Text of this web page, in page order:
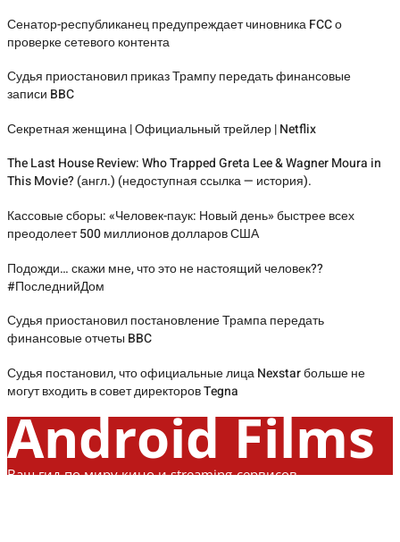
Сенатор-республиканец предупреждает чиновника FCC о
проверке сетевого контента
Судья приостановил приказ Трампу передать финансовые
записи BBC
Секретная женщина | Официальный трейлер | Netflix
The Last House Review: Who Trapped Greta Lee & Wagner Moura in
This Movie? (англ.) (недоступная ссылка — история).
Кассовые сборы: «Человек-паук: Новый день» быстрее всех
преодолеет 500 миллионов долларов США
Подожди… скажи мне, что это не настоящий человек??
#ПоследнийДом
Судья приостановил постановление Трампа передать
финансовые отчеты BBC
Судья постановил, что официальные лица Nexstar больше не
могут входить в совет директоров Tegna
Android Films
Ваш гид по миру кино и streaming-сервисов